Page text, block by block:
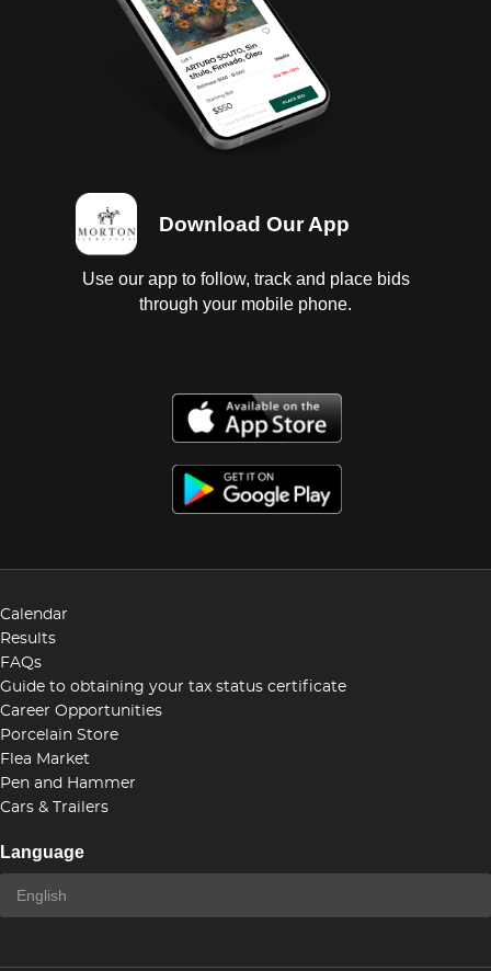
interiores regulares, vestidura y cielo sucios y
desgastados; instrumentos en regular estado sin
probar; suspensión de amortiguador sin probar;
chasis con corrosión; carrocería con golpes ligeros,
chapa de cajuela dañada; 4 llantas lisas. Baja 2024,
falta tenencia 2020. Se entregan baja y tenencias en
copia, es responsabilidad del cliente certificarlas.
Download Our App
Use our app to follow, track and place bids
through your mobile phone.
Calendar
Results
FAQs
Guide to obtaining your tax status certificate
Career Opportunities
Porcelain Store
Flea Market
Pen and Hammer
Cars & Trailers
Language